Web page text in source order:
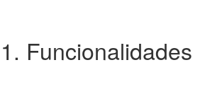
1. Funcionalidades